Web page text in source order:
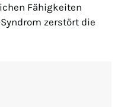
Fähigkeiten
zerstört die